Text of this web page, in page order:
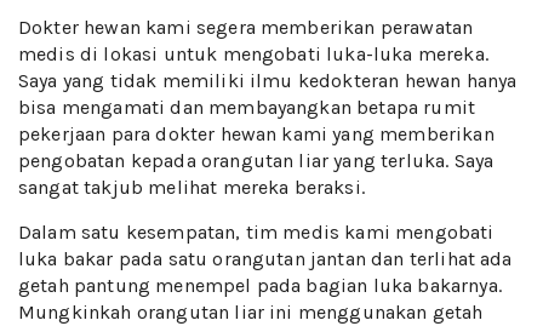
Dokter hewan kami segera memberikan perawatan
medis di lokasi untuk mengobati luka-luka mereka.
Saya yang tidak memiliki ilmu kedokteran hewan hanya
bisa mengamati dan membayangkan betapa rumit
pekerjaan para dokter hewan kami yang memberikan
pengobatan kepada orangutan liar yang terluka. Saya
sangat takjub melihat mereka beraksi.
Dalam satu kesempatan, tim medis kami mengobati
luka bakar pada satu orangutan jantan dan terlihat ada
getah pantung menempel pada bagian luka bakarnya.
Mungkinkah orangutan liar ini menggunakan getah